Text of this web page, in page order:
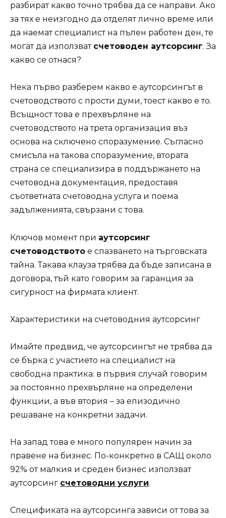
разбират какво точно трябва да се направи. Ако
за тях е неизгодно да отделят лично време или
да наемат специалист на пълен работен ден, те
могат да използват счетоводен аутсорсинг. За
какво се отнася?
Нека първо разберем какво е аутсорсингът в
счетоводството с прости думи, тоест какво е то.
Всъщност това е прехвърляне на
счетоводството на трета организация въз
основа на сключено споразумение. Съгласно
смисъла на такова споразумение, втората
страна се специализира в поддържането на
счетоводна документация, предоставя
съответната счетоводна услуга и поема
задълженията, свързани с това.
Ключов момент при аутсорсинг
счетоводството е спазването на търговската
тайна. Такава клауза трябва да бъде записана в
договора, тъй като говорим за гаранция за
сигурност на фирмата клиент.
Характеристики на счетоводния аутсорсинг
Имайте предвид, че аутсорсингът не трябва да
се бърка с участието на специалист на
свободна практика: в първия случай говорим
за постоянно прехвърляне на определени
функции, а във втория – за епизодично
решаване на конкретни задачи.
На запад това е много популярен начин за
правене на бизнес. По-конкретно в САЩ около
92% от малкия и среден бизнес използват
аутсорсинг счетоводни услуги.
Спецификата на аутсорсинга зависи от това за